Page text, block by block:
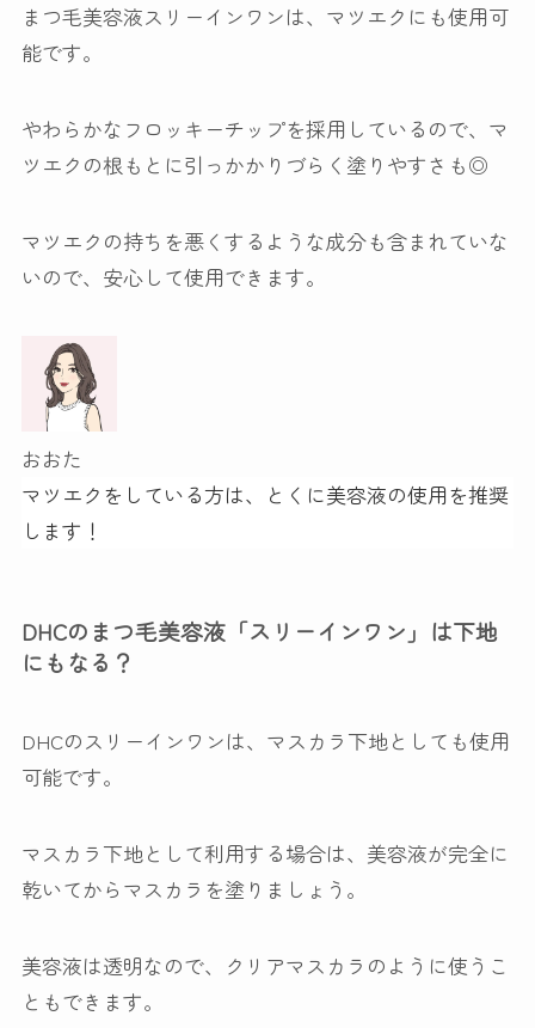
まつ毛美容液スリーインワンは、 マツエクにも使用可
能です。
やわらかなフロッキーチップを採用しているので、マ
ツエクの根もとに引っかかりづらく塗りやすさも◎
マツエクの持ちを悪くするような成分も含まれていな
いので、安心して使用できます。
おおた
マツエクをしている方は、とくに美容液の使用を推奨
します！
DHCのまつ毛美容液「スリーインワン」は下地
にもなる？
DHCのスリーインワンは、 マスカラ下地としても使用
可能です。
マスカラ下地として利用する場合は、美容液が完全に
乾いてからマスカラを塗りましょう。
美容液は透明なので、クリアマスカラのように使うこ
ともできます。